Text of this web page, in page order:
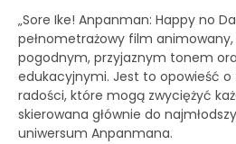
„Sore Ike! Anpanman: Happy no
pełnometrażowy film
pogodnym, przyjaznym tonem
edukacyjnymi. Jest to opowieść
radości, które mogą zwyciężyć
skierowana głównie do
uniwersum Anpanmana.